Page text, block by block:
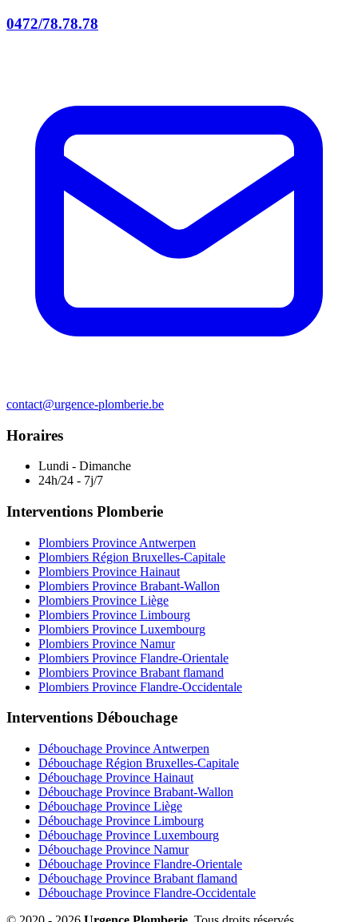
0472/78.78.78
contact@urgence-plomberie.be
Horaires
Lundi - Dimanche
24h/24 - 7j/7
Interventions Plomberie
Plombiers Province Antwerpen
Plombiers Région Bruxelles-Capitale
Plombiers Province Hainaut
Plombiers Province Brabant-Wallon
Plombiers Province Liège
Plombiers Province Limbourg
Plombiers Province Luxembourg
Plombiers Province Namur
Plombiers Province Flandre-Orientale
Plombiers Province Brabant flamand
Plombiers Province Flandre-Occidentale
Interventions Débouchage
Débouchage Province Antwerpen
Débouchage Région Bruxelles-Capitale
Débouchage Province Hainaut
Débouchage Province Brabant-Wallon
Débouchage Province Liège
Débouchage Province Limbourg
Débouchage Province Luxembourg
Débouchage Province Namur
Débouchage Province Flandre-Orientale
Débouchage Province Brabant flamand
Débouchage Province Flandre-Occidentale